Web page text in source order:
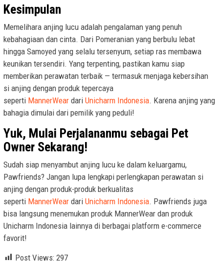
Kesimpulan
Memelihara anjing lucu adalah pengalaman yang penuh
kebahagiaan dan cinta. Dari Pomeranian yang berbulu lebat
hingga Samoyed yang selalu tersenyum, setiap ras membawa
keunikan tersendiri. Yang terpenting, pastikan kamu siap
memberikan perawatan terbaik — termasuk menjaga kebersihan
si anjing dengan produk tepercaya
seperti MannerWear dari Unicharm Indonesia. Karena anjing yang
bahagia dimulai dari pemilik yang peduli!
Yuk, Mulai Perjalananmu sebagai Pet
Owner Sekarang!
Sudah siap menyambut anjing lucu ke dalam keluargamu,
Pawfriends? Jangan lupa lengkapi perlengkapan perawatan si
anjing dengan produk-produk berkualitas
seperti MannerWear dari Unicharm Indonesia. Pawfriends juga
bisa langsung menemukan produk MannerWear dan produk
Unicharm Indonesia lainnya di berbagai platform e-commerce
favorit!
Post Views: 297